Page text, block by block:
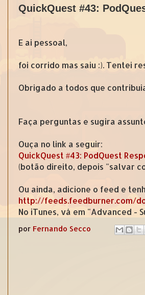
QuickQuest #43:
E ai pessoal,
foi corrido mas saiu :). Tentei
Obrigado a todos que
Faça perguntas e sugira
Ouça no link a seguir:
QuickQuest #43: PodQuest
(botão direito, depois "salvar
Ou ainda, adicione o feed e
http://feeds.feedburner.com/
No iTunes, vá em "Advanced -
por Fernando Secco